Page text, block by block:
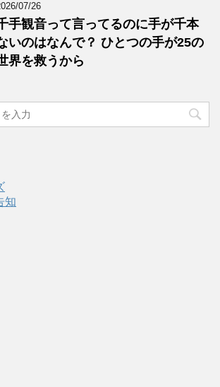
07/26
手観音って言ってるのに手が千本
いのはなんで？ ひとつの手が25の
界を救うから
知